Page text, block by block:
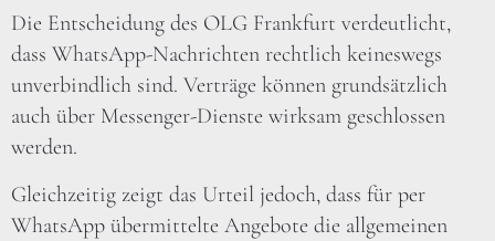
Die Entscheidung des OLG Frankfurt verdeutlicht,
dass WhatsApp-Nachrichten rechtlich keineswegs
unverbindlich sind. Verträge können grundsätzlich
auch über Messenger-Dienste wirksam geschlossen
werden.
Gleichzeitig zeigt das Urteil jedoch, dass für per
WhatsApp übermittelte Angebote die allgemeinen